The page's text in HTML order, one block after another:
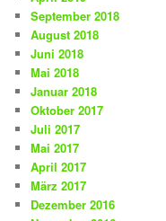
September 2018
August 2018
Juni 2018
Mai 2018
Januar 2018
Oktober 2017
Juli 2017
Mai 2017
April 2017
März 2017
Dezember 2016